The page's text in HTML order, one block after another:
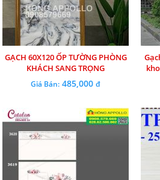
GẠCH 60X120 ỐP TƯỜNG PHÒNG
KHÁCH SANG TRỌNG
Giá Bán: 485,000đ